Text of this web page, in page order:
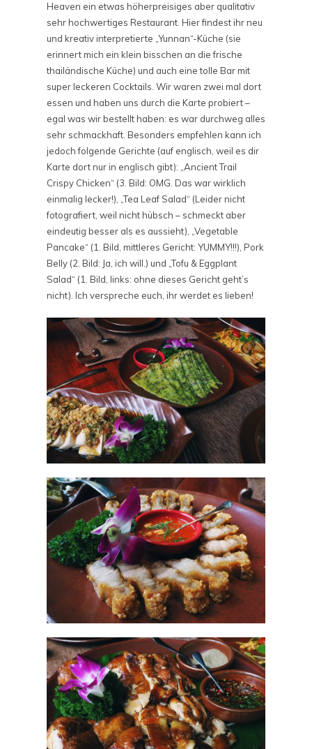
Heaven ein etwas höherpreisiges aber qualitativ
sehr hochwertiges Restaurant. Hier findest ihr neu
und kreativ interpretierte „Yunnan“-Küche (sie
erinnert mich ein klein bisschen an die frische
thailändische Küche) und auch eine tolle Bar mit
super leckeren Cocktails. Wir waren zwei mal dort
essen und haben uns durch die Karte probiert –
egal was wir bestellt haben: es war durchweg alles
sehr schmackhaft. Besonders empfehlen kann ich
jedoch folgende Gerichte (auf englisch, weil es dir
Karte dort nur in englisch gibt): „Ancient Trail
Crispy Chicken“ (3. Bild: OMG. Das war wirklich
einmalig lecker!), „Tea Leaf Salad“ (Leider nicht
fotografiert, weil nicht hübsch – schmeckt aber
eindeutig besser als es aussieht), „Vegetable
Pancake“ (1. Bild, mittleres Gericht: YUMMY!!!), Pork
Belly (2. Bild: Ja, ich will.) und „Tofu & Eggplant
Salad“ (1. Bild, links: ohne dieses Gericht geht’s
nicht). Ich verspreche euch, ihr werdet es lieben!